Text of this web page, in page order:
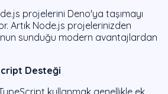
projelerini Deno'ya taşımayı
Artık Node.js projelerinizden
sunduğu modern avantajlardan
Desteği